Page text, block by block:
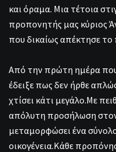
και όραμα. Μια τέτοια
προπονητής μας κύριος
που δικαίως απέκτησε
Από την πρώτη ημέρα
έδειξε πως δεν ήρθε
χτίσει κάτι μεγάλο.Με
απόλυτη προσήλωση
μεταμορφώσει ένα
οικογένεια.Κάθε